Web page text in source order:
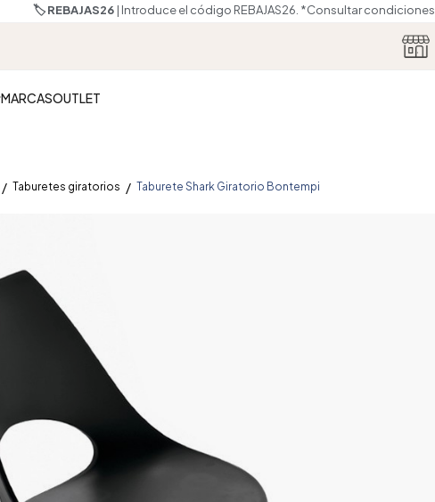
🏷️ REBAJAS26| Introduce el código REBAJAS26. *Consultar condiciones
MARCASOUTLET
Taburetes giratorios Taburete Shark Giratorio Bontempi